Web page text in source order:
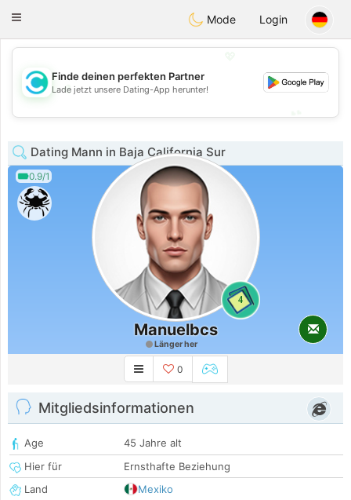
olombiaCitas
Toggle
Mode Login
💖
💕
Finde deinen perfekten Partner
Lade jetzt unsere Dating-App herunter!
Dating Mann in Baja California Sur
0.9/1
4
Manuelbcs
Länger her
0
Mitgliedsinformationen
Age
45 Jahre alt
Hier für
Ernsthafte Beziehung
Land
Mexiko